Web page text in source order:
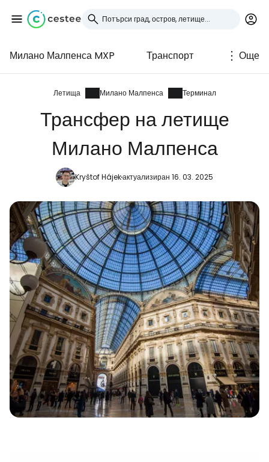
Милано Малпенса MXP Транспорт Още
Летища Милано Малпенса Терминал
Трансфер на летище
Милано Малпенса
Kryštof Hájekактуализиран 16. 03. 2025
Влезте в Cestee
... световната общност на туристите
Продължете с Google
Продължете с Facebook
Продължете с имейл